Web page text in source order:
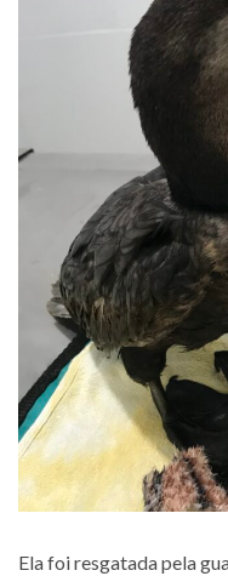
Ela foi resgatada pela